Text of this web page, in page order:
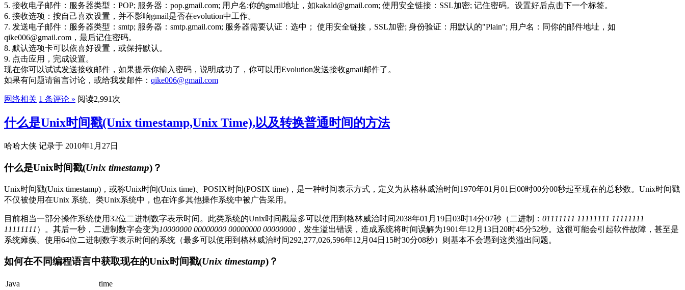
5. 接收电子邮件：服务器类型：POP; 服务器：pop.gmail.com; 用户名:你的gmail地址，如kakald@gmail.com; 使用安全链接：SSL加密; 记住密码。设置好后点击下一个标签。
6. 接收选项：按自己喜欢设置，并不影响gmail是否在evolution中工作。
7. 发送电子邮件：服务器类型：smtp; 服务器：smtp.gmail.com; 服务器需要认证：选中； 使用安全链接，SSL加密; 身份验证：用默认的"Plain"; 用户名：同你的邮件地址，如
qike006@gmail.com，最后记住密码。
8. 默认选项卡可以依喜好设置，或保持默认。
9. 点击应用，完成设置。
现在你可以试试发送接收邮件，如果提示你输入密码，说明成功了，你可以用Evolution发送接收gmail邮件了。
如果有问题请留言讨论，或给我发邮件： qike006@gmail.com
网络相关 1 条评论 » 阅读2,991次
什么是Unix时间戳(Unix timestamp,Unix Time),以及转换普通时间的方法
哈哈大侠 记录于 2010年1月27日
什么是Unix时间戳(Unix timestamp)？
Unix时间戳(Unix timestamp)，或称Unix时间(Unix time)、POSIX时间(POSIX time)，是一种时间表示方式，定义为从格林威治时间1970年01月01日00时00分00秒起至现在的总秒数。Unix时间戳
不仅被使用在Unix 系统、类Unix系统中，也在许多其他操作系统中被广告采用。
目前相当一部分操作系统使用32位二进制数字表示时间。此类系统的Unix时间戳最多可以使用到格林威治时间2038年01月19日03时14分07秒（二进制： 01111111 11111111 11111111
11111111 ）。其后一秒，二进制数字会变为10000000 00000000 00000000 00000000 ，发生溢出错误，造成系统将时间误解为1901年12月13日20时45分52秒。这很可能会引起软件故障，甚至是
系统瘫痪。使用64位二进制数字表示时间的系统（最多可以使用到格林威治时间292,277,026,596年12月04日15时30分08秒）则基本不会遇到这类溢出问题。
如何在不同编程语言中获取现在的Unix时间戳(Unix timestamp)？
Java time